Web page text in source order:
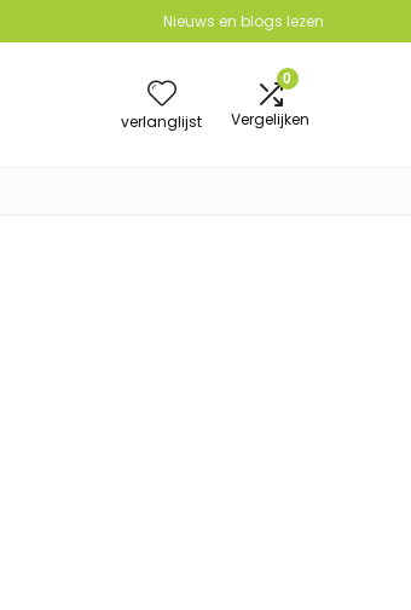
Nieuws en blogs lezen
verlanglijst
0
Vergelijken